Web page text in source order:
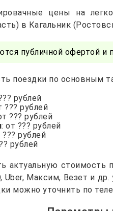
цены на
в Кагальник
публичной офертой и
поездки по основным
рублей
??? рублей
??? рублей
: от ??? рублей
??? рублей
рублей
актуальную стоимость
Uber, Максим, Везет и
можно уточнить по